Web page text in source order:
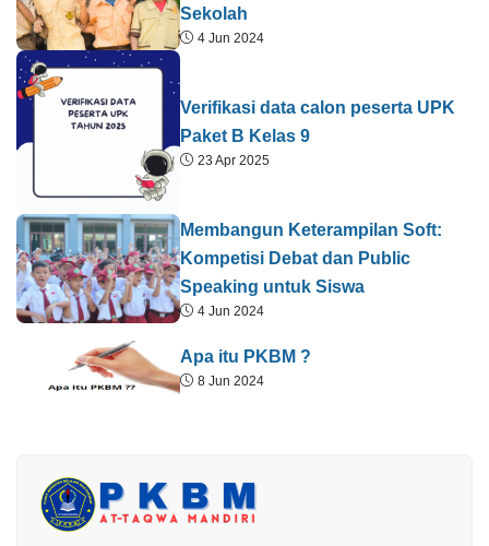
Sekolah
4 Jun 2024
Verifikasi data calon peserta UPK
Paket B Kelas 9
23 Apr 2025
Membangun Keterampilan Soft:
Kompetisi Debat dan Public
Speaking untuk Siswa
4 Jun 2024
Apa itu PKBM ?
8 Jun 2024